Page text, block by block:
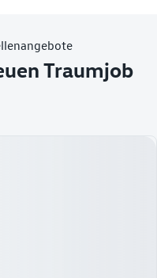
Traumjob